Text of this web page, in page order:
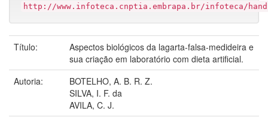
http://www.infoteca.cnptia.embrapa.br/infoteca/
Título:
Aspectos biológicos da lagarta-falsa-medideira e
sua criação em laboratório com dieta artificial.
Autoria:
BOTELHO, A. B. R. Z.
SILVA, I. F. da
AVILA, C. J.